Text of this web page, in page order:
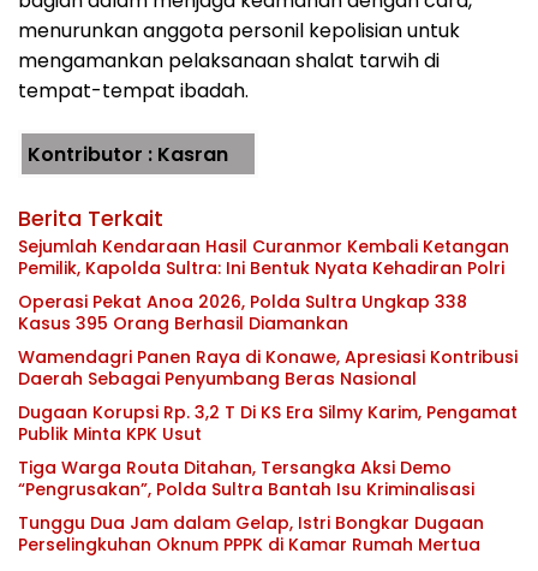
menurunkan anggota personil kepolisian untuk
mengamankan pelaksanaan shalat tarwih di
tempat-tempat ibadah.
Kontributor : Kasran
Berita Terkait
Sejumlah Kendaraan Hasil Curanmor Kembali Ketangan
Pemilik, Kapolda Sultra: Ini Bentuk Nyata Kehadiran Polri
Operasi Pekat Anoa 2026, Polda Sultra Ungkap 338
Kasus 395 Orang Berhasil Diamankan
Wamendagri Panen Raya di Konawe, Apresiasi Kontribusi
Daerah Sebagai Penyumbang Beras Nasional
Dugaan Korupsi Rp. 3,2 T Di KS Era Silmy Karim, Pengamat
Publik Minta KPK Usut
Tiga Warga Routa Ditahan, Tersangka Aksi Demo
“Pengrusakan”, Polda Sultra Bantah Isu Kriminalisasi
Tunggu Dua Jam dalam Gelap, Istri Bongkar Dugaan
Perselingkuhan Oknum PPPK di Kamar Rumah Mertua